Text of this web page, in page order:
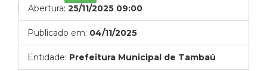
Abertura: 25/11/2025 09:00
Publicado em: 04/11/2025
Entidade: Prefeitura Municipal de Tambaú